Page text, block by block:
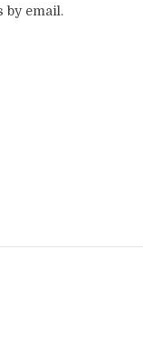
by email.